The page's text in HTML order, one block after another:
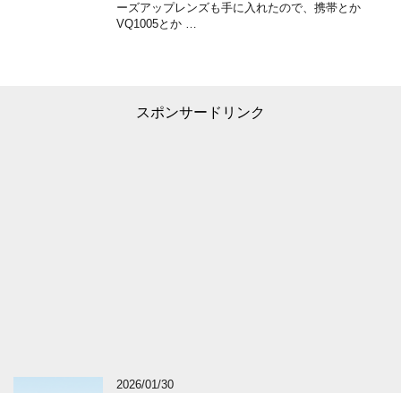
ーズアップレンズも手に入れたので、携帯とか
VQ1005とか …
スポンサードリンク
2026/01/30